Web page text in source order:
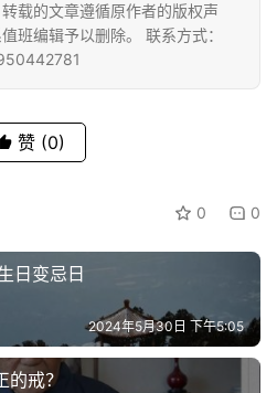
载的文章遵循原作者的版权声
班编辑予以删除。 联系方式：
赞 (0)
0 0
日变忌日
2024年5月30日 下午5:05
的戒？